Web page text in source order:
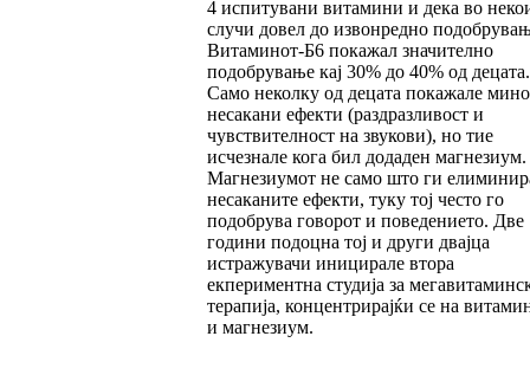
4 испитувани витамини и дека во
случи довел до извонредно
Витаминот-Б6 покажал значително
подобрување кај 30% до 40% од децата.
Само неколку од децата покажале
несакани ефекти (раздразливост и
чувствителност на звукови), но тие
исчезнале кога бил додаден магнезиум.
Магнезиумот не само што ги
несаканите ефекти, туку тој често го
подобрува говорот и поведението. Две
години подоцна тој и други двајца
истражувачи иницирале втора
екпериментна студија за
терапија, концентрирајќи се на
и магнезиум.